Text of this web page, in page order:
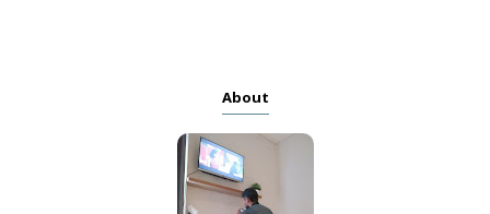
About